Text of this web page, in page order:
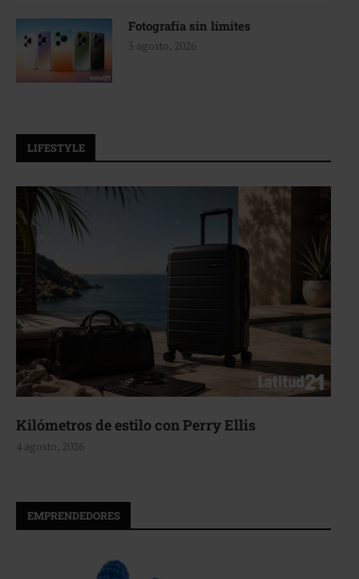
Fotografía sin límites
5 agosto, 2026
LIFESTYLE
Aerie, texturas que fluyen
4 agosto, 2026
EMPRENDEDORES